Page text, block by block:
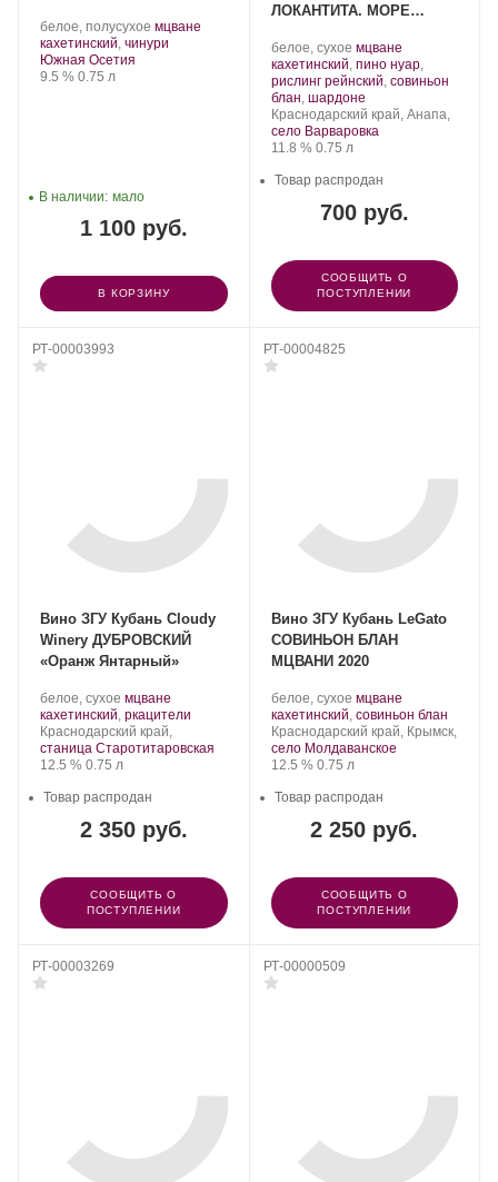
Производитель:
Иронсан.
белое, полусухое .
Сорт
мцване
кахетинский, чинури
Регион:
Южная Осетия
Крепость
9.5 %. Объем
0.75 л
1 100 руб.
В наличии: мало
В КОРЗИНУ
ЛОКАНТИТА. МОРЕ
Шардоне» 2023
Производитель:
Скалистый
Берег.
белое, сухое .
Сорт
винограда:
мцване
кахетинский, пино нуар,
рислинг рейнский, совиньон
блан, шардоне.
Регион:
Краснодарский край, Анапа,
село Варваровка
Крепость
11.8 %. Объем
0.75 л
700 руб.
Товар распродан
СООБЩИТЬ О
ПОСТУПЛЕНИИ
РТ-00003993
Вино ЗГУ Кубань Cloudy
Winery ДУБРОВСКИЙ
«Оранж Янтарный»
Производитель:
Cloudy
Winery.
белое, сухое .
Сорт
винограда:
мцване
кахетинский, ркацители
Регион:
Краснодарский край,
станица Старотитаровская
Крепость
12.5 %. Объем
0.75 л
2 350 руб.
Товар распродан
СООБЩИТЬ О
ПОСТУПЛЕНИИ
РТ-00004825
Вино ЗГУ Кубань LeGato
СОВИНЬОН БЛАН
МЦВАНИ 2020
Производитель:
LeGato.
белое, сухое .
Сорт
винограда:
мцване
кахетинский, совиньон блан.
Регион:
Краснодарский край, Крымск,
село Молдаванское
Крепость
12.5 %. Объем
0.75 л
2 250 руб.
Товар распродан
СООБЩИТЬ О
ПОСТУПЛЕНИИ
РТ-00003269 РТ-00000509